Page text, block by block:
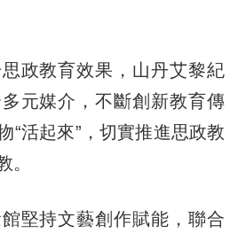
教育效果，山丹艾黎紀
元媒介，不斷創新教育傳
“活起來”，切實推進思政教
。
持文藝創作賦能，聯合